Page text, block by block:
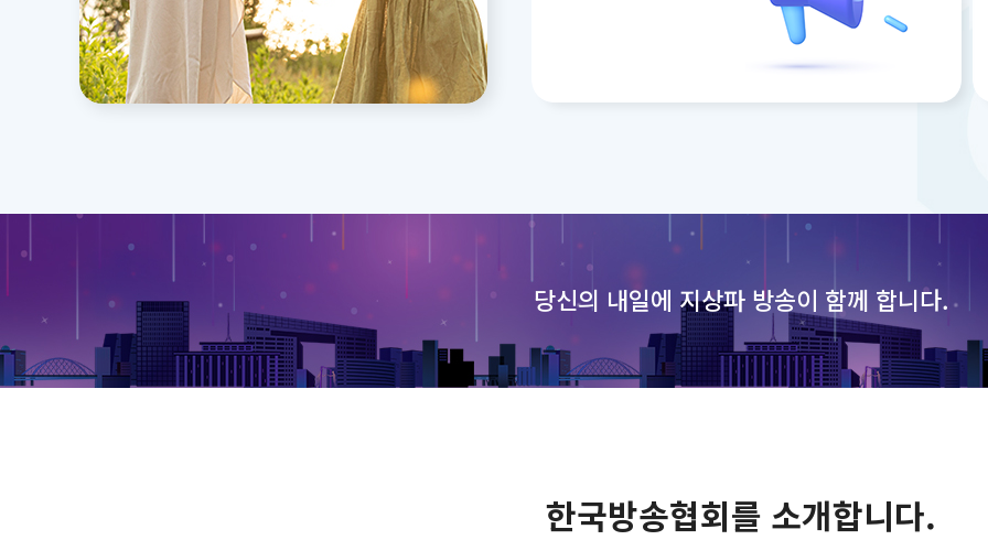
당신의 내일에 지상파 방송이 함께 합니다.
한국방송협회를 소개합니다.